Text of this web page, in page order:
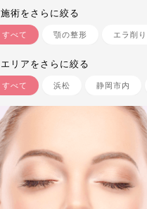
施術をさらに絞る
すべて 顎の整形 エラ削り
エリアをさらに絞る
すべて 浜松 静岡市内